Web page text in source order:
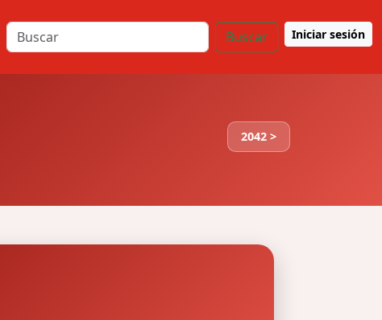
Buscar Iniciar sesión
2042 >